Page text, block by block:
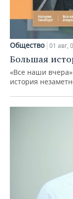
Общество 01 авг,
Большая
«Все наши
история